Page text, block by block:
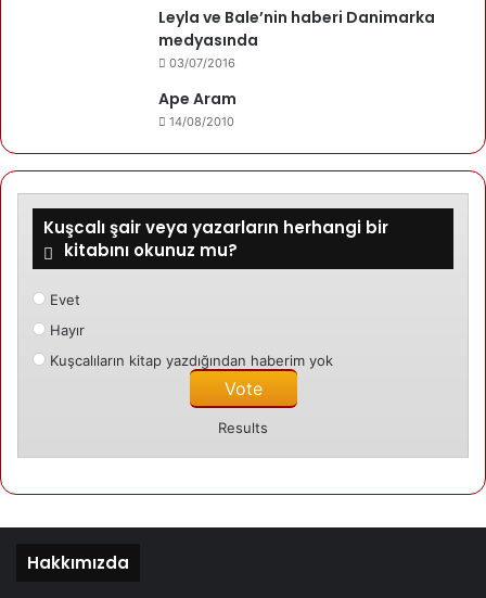
Leyla ve Bale’nin haberi Danimarka
medyasında
03/07/2016
Ape Aram
14/08/2010
Kuşcalı şair veya yazarların herhangi bir
kitabını okunuz mu?
Evet
Hayır
Kuşcalıların kitap yazdığından haberim yok
Results
Hakkımızda